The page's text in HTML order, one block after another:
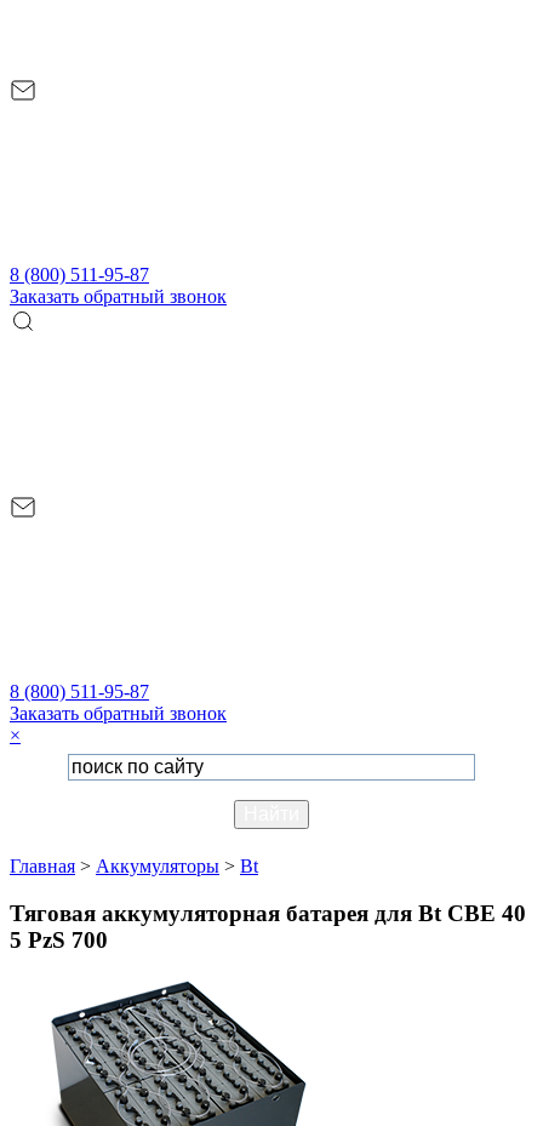
8 (800) 511-95-87
Заказать обратный звонок
8 (800) 511-95-87
Заказать обратный звонок
×
Главная > Аккумуляторы > Bt
Тяговая аккумуляторная батарея для Bt CBE 40
5 PzS 700